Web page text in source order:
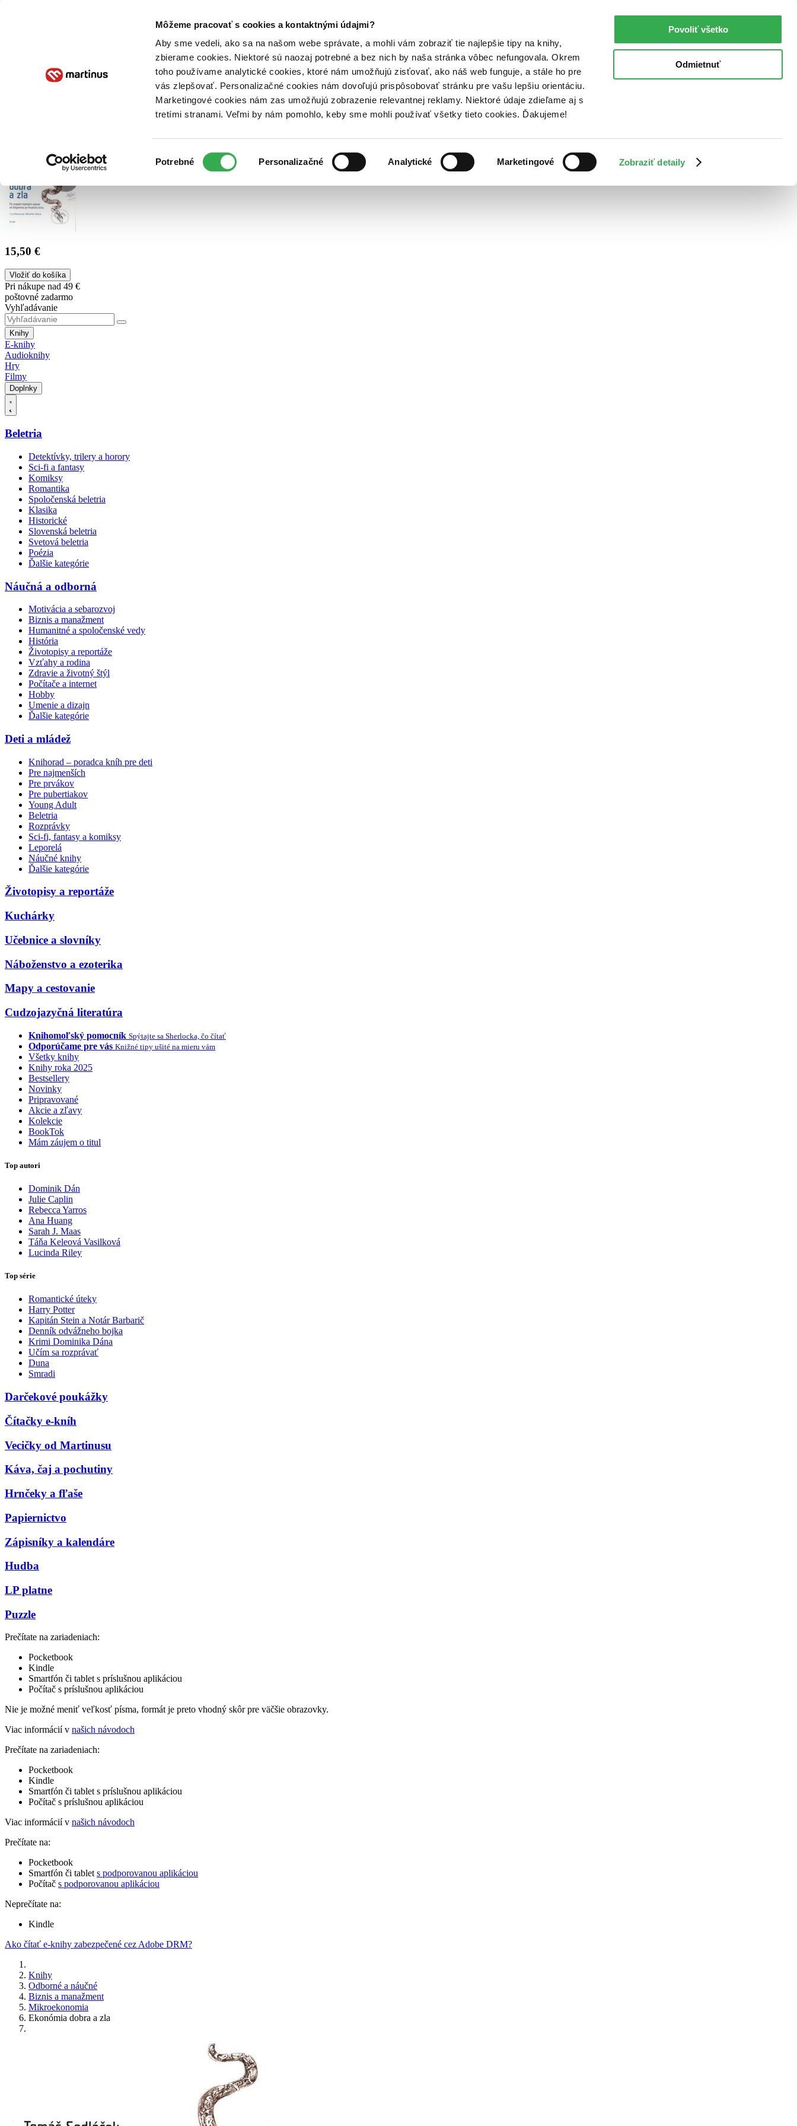
Môžeme pracovať s cookies a kontaktnými údajmi?
Aby sme vedeli, ako sa na našom webe správate, a mohli vám zobraziť tie najlepšie tipy na knihy,
zbierame cookies. Niektoré sú naozaj potrebné a bez nich by naša stránka vôbec nefungovala. Okrem
toho používame analytické cookies, ktoré nám umožňujú zisťovať, ako náš web funguje, a stále ho pre
vás zlepšovať. Personalizačné cookies nám dovoľujú prispôsobovať stránku pre vašu lepšiu orientáciu.
Marketingové cookies nám zas umožňujú zobrazenie relevantnej reklamy. Niektoré údaje zdieľame aj s
tretími stranami. Veľmi by nám pomohlo, keby sme mohli používať všetky tieto cookies. Ďakujeme!
súhlasu
Potrebné Personalizačné Analytické Marketingové Zobraziť detaily
Povoliť všetko
Odmietnuť
Poukážky Kontakt
15,50 €
Vložiť do košíka
Pri nákupe nad 49 €
poštovné zadarmo
Vyhľadávanie
Knihy
E-knihy
Audioknihy
Hry
Filmy
Doplnky
Beletria
Detektívky, trilery a horory
Sci-fi a fantasy
Komiksy
Romantika
Spoločenská beletria
Klasika
Historické
Slovenská beletria
Svetová beletria
Poézia
Ďalšie kategórie
Náučná a odborná
Motivácia a sebarozvoj
Biznis a manažment
Humanitné a spoločenské vedy
História
Životopisy a reportáže
Vzťahy a rodina
Zdravie a životný štýl
Počítače a internet
Hobby
Umenie a dizajn
Ďalšie kategórie
Deti a mládež
Knihorad – poradca kníh pre deti
Pre najmenších
Pre prvákov
Pre pubertiakov
Young Adult
Beletria
Rozprávky
Sci-fi, fantasy a komiksy
Leporelá
Náučné knihy
Ďalšie kategórie
Životopisy a reportáže
Kuchárky
Učebnice a slovníky
Náboženstvo a ezoterika
Mapy a cestovanie
Cudzojazyčná literatúra
Knihomoľský pomocník Spýtajte sa Sherlocka, čo čítať
Odporúčame pre vás Knižné tipy ušité na mieru vám
Všetky knihy
Knihy roka 2025
Bestsellery
Novinky
Pripravované
Akcie a zľavy
Kolekcie
BookTok
Mám záujem o titul
Top autori
Dominik Dán
Julie Caplin
Rebecca Yarros
Ana Huang
Sarah J. Maas
Táňa Keleová Vasilková
Lucinda Riley
Top série
Romantické úteky
Harry Potter
Kapitán Stein a Notár Barbarič
Denník odvážneho bojka
Krimi Dominika Dána
Učím sa rozprávať
Duna
Smradi
Darčekové poukážky
Čítačky e-kníh
Vecičky od Martinusu
Káva, čaj a pochutiny
Hrnčeky a fľaše
Papiernictvo
Zápisníky a kalendáre
Hudba
LP platne
Puzzle
Prečítate na zariadeniach:
Pocketbook
Kindle
Smartfón či tablet s príslušnou aplikáciou
Počítač s príslušnou aplikáciou
Nie je možné meniť veľkosť písma, formát je preto vhodný skôr pre väčšie obrazovky.
Viac informácií v našich návodoch
Prečítate na zariadeniach:
Pocketbook
Kindle
Smartfón či tablet s príslušnou aplikáciou
Počítač s príslušnou aplikáciou
Viac informácií v našich návodoch
Prečítate na:
Pocketbook
Smartfón či tablet s podporovanou aplikáciou
Počítač s podporovanou aplikáciou
Neprečítate na:
Kindle
Ako čítať e-knihy zabezpečené cez Adobe DRM?
Knihy
Odborné a náučné
Biznis a manažment
Mikroekonomia
Ekonómia dobra a zla